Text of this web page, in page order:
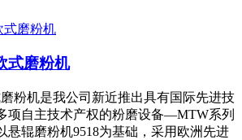
式磨粉机
粉机是我公司新近推出具有国际先进技
项自主技术产权的粉磨设备—MTW系列
悬辊磨粉机9518为基础，采用欧洲先进